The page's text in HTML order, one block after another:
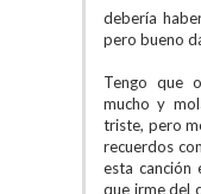
debería
pero bueno
Tengo que
mucho y
triste, pero
recuerdos
esta
que irme del